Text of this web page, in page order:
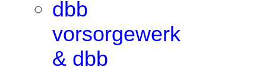
dbb
vorsorgewerk
& dbb